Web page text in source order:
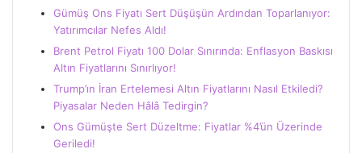
Gümüş Ons Fiyatı Sert Düşüşün Ardından Toparlanıyor:
Yatırımcılar Nefes Aldı!
Brent Petrol Fiyatı 100 Dolar Sınırında: Enflasyon Baskısı
Altın Fiyatlarını Sınırlıyor!
Trump’ın İran Ertelemesi Altın Fiyatlarını Nasıl Etkiledi?
Piyasalar Neden Hâlâ Tedirgin?
Ons Gümüşte Sert Düzeltme: Fiyatlar %4’ün Üzerinde
Geriledi!